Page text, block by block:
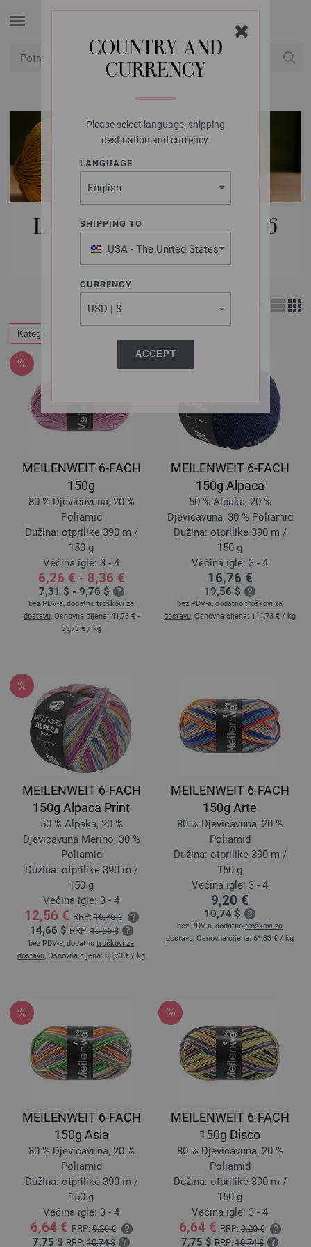
COUNTRY AND
CURRENCY
Please select language, shipping
destination and currency.
LANGUAGE
SHIPPING TO
USA - The United States
of America
CURRENCY
ACCEPT
LANA GROSSA VUNE | | 6
PUTA
Kategorije
MEILENWEIT 6-FACH
150g
80 % Djevicavuna, 20 %
Poliamid
Dužina: otprilike 390 m /
150 g
Većina igle: 3 - 4
6,26 € - 8,36 €
7,31 $ - 9,76 $
bez PDV-a, dodatno troškovi za
dostavu, Osnovna cijena: 41,73 € -
55,73 € / kg
MEILENWEIT 6-FACH
150g Alpaca
50 % Alpaka, 20 %
Djevicavuna, 30 % Poliamid
Dužina: otprilike 390 m /
150 g
Većina igle: 3 - 4
16,76 €
19,56 $
bez PDV-a, dodatno troškovi za
dostavu, Osnovna cijena: 111,73 € / kg
MEILENWEIT 6-FACH
150g Alpaca Print
50 % Alpaka, 20 %
Djevicavuna Merino, 30 %
Poliamid
Dužina: otprilike 390 m /
150 g
Većina igle: 3 - 4
12,56 € RRP:16,76 €
14,66 $ RRP:19,56 $
bez PDV-a, dodatno troškovi za
dostavu, Osnovna cijena: 83,73 € / kg
MEILENWEIT 6-FACH
150g Arte
80 % Djevicavuna, 20 %
Poliamid
Dužina: otprilike 390 m /
150 g
Većina igle: 3 - 4
9,20 €
10,74 $
bez PDV-a, dodatno troškovi za
dostavu, Osnovna cijena: 61,33 € / kg
MEILENWEIT 6-FACH
150g Asia
80 % Djevicavuna, 20 %
Poliamid
Dužina: otprilike 390 m /
150 g
Većina igle: 3 - 4
6,64 € RRP:9,20 €
7,75 $ RRP: 10,74 $
MEILENWEIT 6-FACH
150g Disco
80 % Djevicavuna, 20 %
Poliamid
Dužina: otprilike 390 m /
150 g
Većina igle: 3 - 4
6,64 € RRP:9,20 €
7,75 $ RRP: 10,74 $